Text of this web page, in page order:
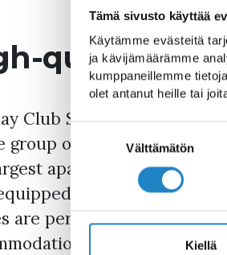
Tämä sivusto käyttää
Käytämme evästeitä
ja kävijämäärämme
kumppaneillemme
olet antanut heille tai
Suostumuksen
valinta
Välttämätön
Kiellä
quality
Club Saimaa's high-
group of friends. There
apartments have
and located in
are perfect for those who